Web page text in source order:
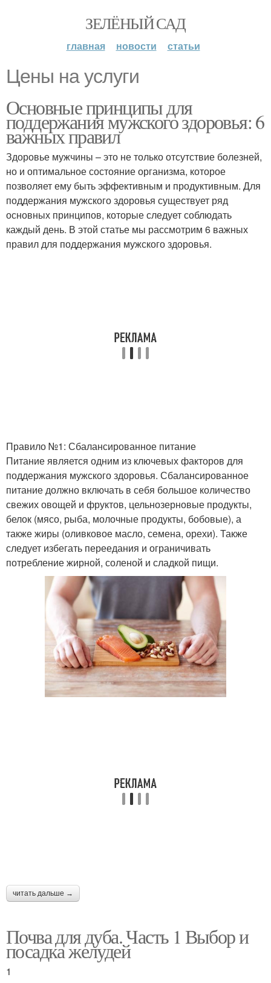
ЗЕЛЁНЫЙ САД
главная новости статьи
Цены на услуги
Основные принципы для
поддержания мужского здоровья: 6
важных правил
Здоровье мужчины – это не только отсутствие болезней,
но и оптимальное состояние организма, которое
позволяет ему быть эффективным и продуктивным. Для
поддержания мужского здоровья существует ряд
основных принципов, которые следует соблюдать
каждый день. В этой статье мы рассмотрим 6 важных
правил для поддержания мужского здоровья.
Правило №1: Сбалансированное питание
Питание является одним из ключевых факторов для
поддержания мужского здоровья. Сбалансированное
питание должно включать в себя большое количество
свежих овощей и фруктов, цельнозерновые продукты,
белок (мясо, рыба, молочные продукты, бобовые), а
также жиры (оливковое масло, семена, орехи). Также
следует избегать переедания и ограничивать
потребление жирной, соленой и сладкой пищи.
читать дальше →
Почва для дуба. Часть 1 Выбор и
посадка желудей
1